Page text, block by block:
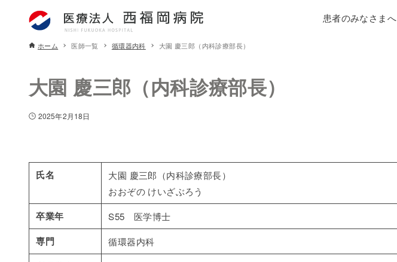
患者のみなさまへ
ホーム 医師一覧 循環器内科 大園 慶三郎（内科診療部長）
大園 慶三郎（内科診療部長）
2025年2月18日
氏名
大園 慶三郎（内科診療部長）
おおぞの けいざぶろう
卒業年 S55 医学博士
専門 循環器内科